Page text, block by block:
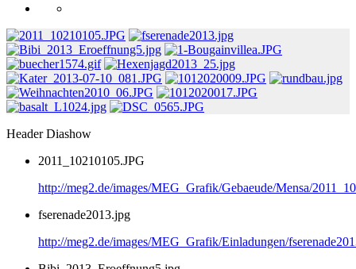
Header Diashow
2011_10210105.JPG
http://meg2.de/images/MEG_Grafik/Gebaeude/Mensa/
fserenade2013.jpg
http://meg2.de/images/MEG_Grafik/Einladungen/